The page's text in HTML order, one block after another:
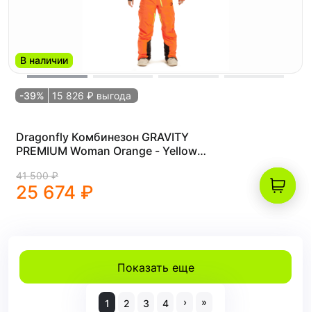
В наличии
-39% 15 826 ₽ выгода
Dragonfly Комбинезон GRAVITY
PREMIUM Woman Orange - Yellow
41 500 ₽
25 674 ₽
Показать еще
1 2 3 4 › »